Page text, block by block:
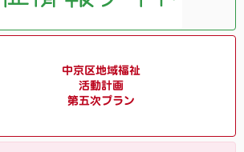
中京区地域福祉
活動計画
第五次プラン